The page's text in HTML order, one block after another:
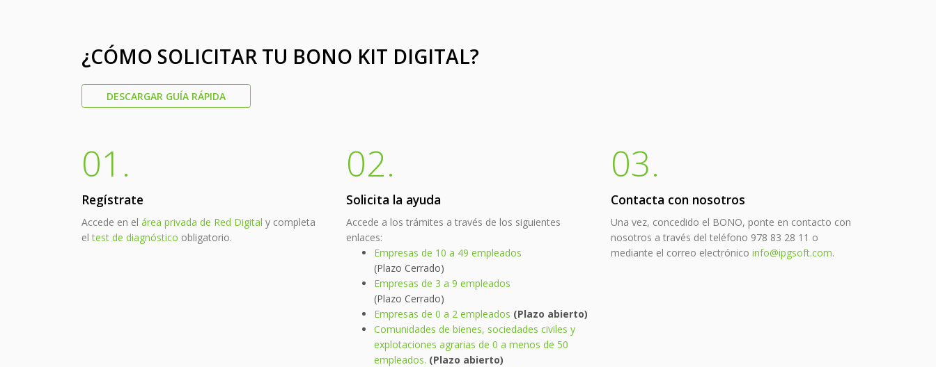
¿CÓMO SOLICITAR TU BONO KIT DIGITAL?
DESCARGAR GUÍA RÁPIDA
01.
Regístrate
Accede en el área privada de Red Digital y completa
eltest de diagnóstico obligatorio.
02.
Solicita la ayuda
Accede a los trámites a través de los siguientes
enlaces:
Empresas de 10 a 49 empleados
(Plazo Cerrado)
Empresas de 3 a 9 empleados
(Plazo Cerrado)
Empresas de 0 a 2 empleados (Plazo abierto)
Comunidades de bienes, sociedades civiles y
explotaciones agrarias de 0 a menos de 50
empleados. (Plazo abierto)
03.
Contacta con nosotros
Una vez, concedido el BONO, ponte en contacto con
nosotros a través del teléfono 978 83 28 11 o
mediante el correo electrónico info@ipgsoft.com.